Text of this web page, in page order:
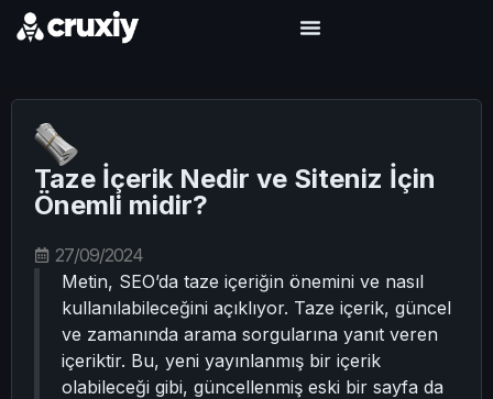
Taze İçerik Nedir ve Siteniz İçin
Önemli midir?
27/09/2024
Metin, SEO’da taze içeriğin önemini ve nasıl
kullanılabileceğini açıklıyor. Taze içerik, güncel
ve zamanında arama sorgularına yanıt veren
içeriktir. Bu, yeni yayınlanmış bir içerik
olabileceği gibi, güncellenmiş eski bir sayfa da